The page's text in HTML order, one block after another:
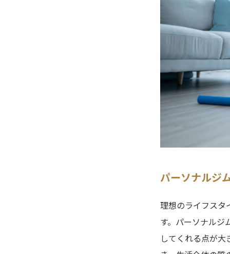
パーソナルジ
理想のライフスタ
す。パーソナルジ
してくれる点が